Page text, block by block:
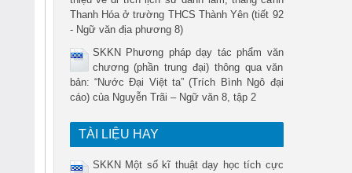
Thanh Hóa ở trường THCS Thành Yên (tiết 92
- Ngữ văn địa phương 8)
SKKN Phương pháp dạy tác phẩm văn
chương (phần trung đại) thông qua văn
bản: “Nước Đại Việt ta” (Trích Bình Ngô đại
cáo) của Nguyễn Trãi – Ngữ văn 8, tập 2
TÀI LIỆU HAY
SKKN Một số kĩ thuật dạy học tích cực